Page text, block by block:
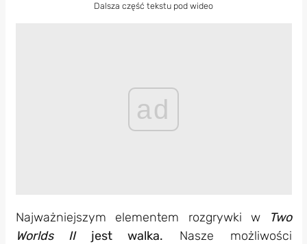
Dalsza część tekstu pod wideo
ad
Najważniejszym elementem rozgrywki w Two
Worlds IIjest walka. Nasze możliwości